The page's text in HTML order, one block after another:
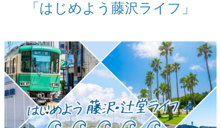
「はじめよう藤沢ライフ」